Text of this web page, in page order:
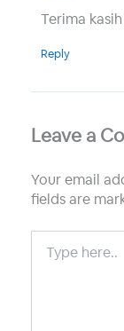
Terima
Reply
Leave a
Your email
fields are
here..